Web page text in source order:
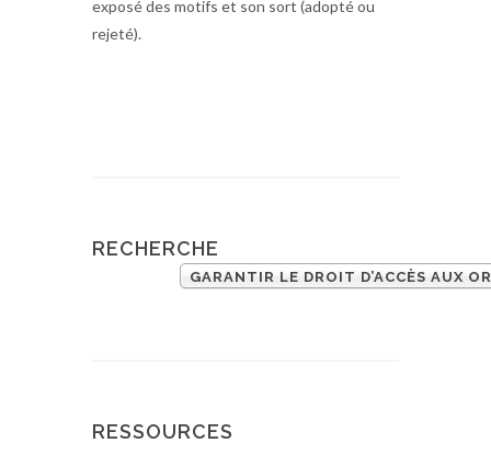
exposé des motifs et son sort (adopté ou
rejeté).
RECHERCHE
GARANTIR LE DROIT D’ACCÈS AUX
RESSOURCES